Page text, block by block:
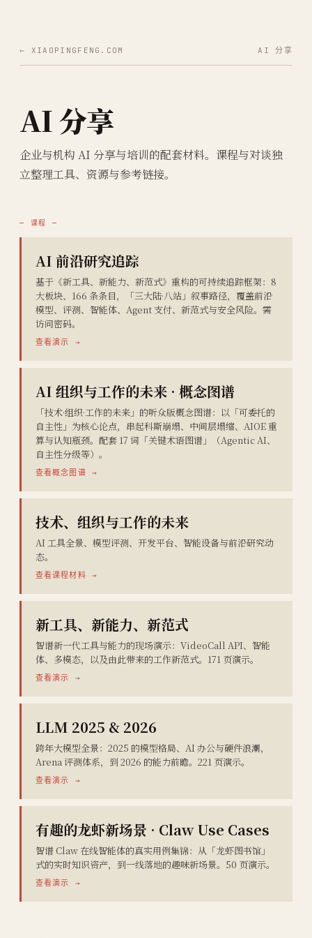
← XIAOPINGFENG.COM AI 分享
AI 分享
企业与机构 AI 分享与培训的配套材料。课程与对谈独
立整理工具、资源与参考链接。
— 课程 —
AI 前沿研究追踪
基于《新工具、新能力、新范式》重构的可持续追踪框架：8
大板块、166 条条目，「三大陆·八站」叙事路径，覆盖前沿
模型、评测、智能体、Agent 支付、新范式与安全风险。需
访问密码。
查看演示 →
AI 组织与工作的未来 · 概念图谱
「技术·组织·工作的未来」的听众版概念图谱：以「可委托的
自主性」为核心论点，串起科斯崩塌、中间层塌缩、AIOE 重
算与认知瓶颈。配套 17 词「关键术语图谱」（Agentic AI、
自主性分级等）。
查看概念图谱 →
技术、组织与工作的未来
AI 工具全景、模型评测、开发平台、智能设备与前沿研究动
态。
查看课程材料 →
新工具、新能力、新范式
智谱新一代工具与能力的现场演示：VideoCall API、智能
体、多模态，以及由此带来的工作新范式。171 页演示。
查看演示 →
LLM 2025 & 2026
跨年大模型全景：2025 的模型格局、AI 办公与硬件浪潮，
Arena 评测体系，到 2026 的能力前瞻。221 页演示。
查看演示 →
有趣的龙虾新场景 · Claw Use Cases
智谱 Claw 在线智能体的真实用例集锦：从「龙虾图书馆」
式的实时知识资产，到一线落地的趣味新场景。50 页演示。
查看演示 →